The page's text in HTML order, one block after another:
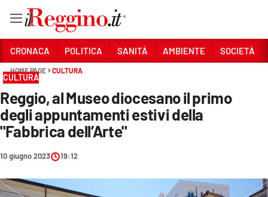
Sezioni
CRONACA
POLITICA
SANITÀ
AMBIENTE
CRONACA POLITICA SANITÀ AMBIENTE SOCIETÀ
HOME PAGE CULTURA
CULTURA
Reggio, al Museo diocesano il primo
degli appuntamenti estivi della
"Fabbrica dell’Arte"
10 giugno 2023 19:12